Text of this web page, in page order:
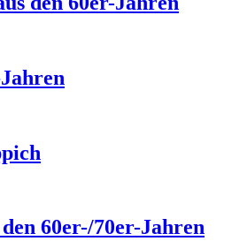
60er-/70er-Jahren